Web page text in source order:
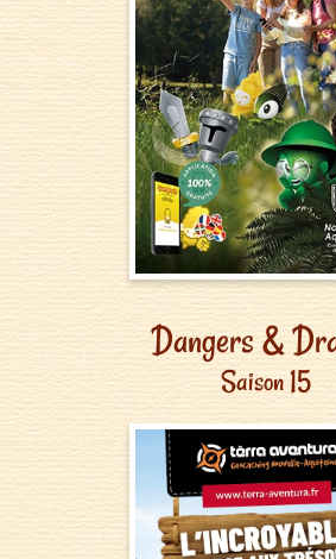
Dangers &
Saison 15